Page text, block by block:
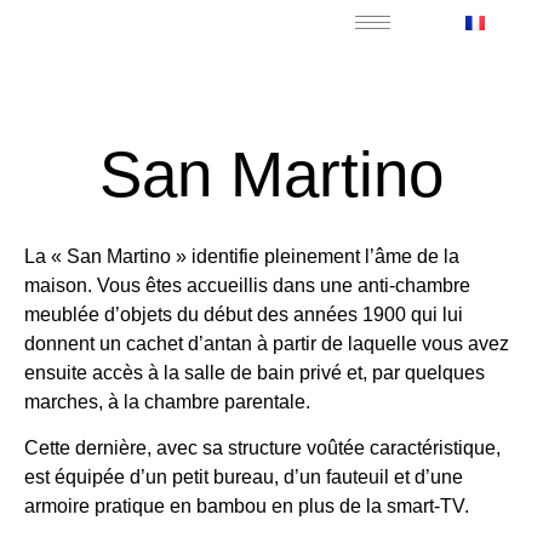
San Martino
La « San Martino » identifie pleinement l’âme de la
maison. Vous êtes accueillis dans une anti-chambre
meublée d’objets du début des années 1900 qui lui
donnent un cachet d’antan à partir de laquelle vous avez
ensuite accès à la salle de bain privé et, par quelques
marches, à la chambre parentale.
Cette dernière, avec sa structure voûtée caractéristique,
est équipée d’un petit bureau, d’un fauteuil et d’une
armoire pratique en bambou en plus de la smart-TV.